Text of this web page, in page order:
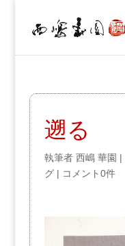
遡る
執筆者 西嶋 華園 |
グ| コメント0件